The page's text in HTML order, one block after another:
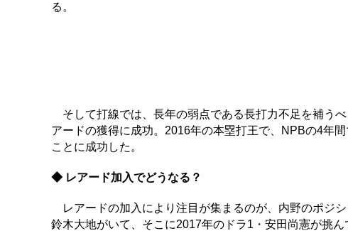
る。
そして打線では、長年の弱点である長打力不足を補う
アードの獲得に成功。2016年の本塁打王で、NPBの4年
ことに成功した。
◆ レアード加入でどうなる？
レアードの加入により注目が集まるのが、内野のポジ
鈴木大地がいて、そこに2017年のドラ1・安田尚憲が挑